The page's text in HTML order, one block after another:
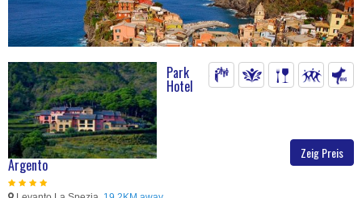
Zeig Preis
Park
Hotel
Argento